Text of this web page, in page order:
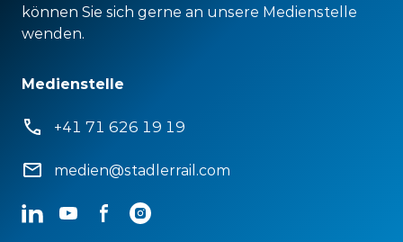
können Sie sich gerne an unsere Medienstelle
wenden.
Medienstelle
+41 71 626 19 19
medien@stadlerrail.com
LinkedInYouTubeFacebookInstagram